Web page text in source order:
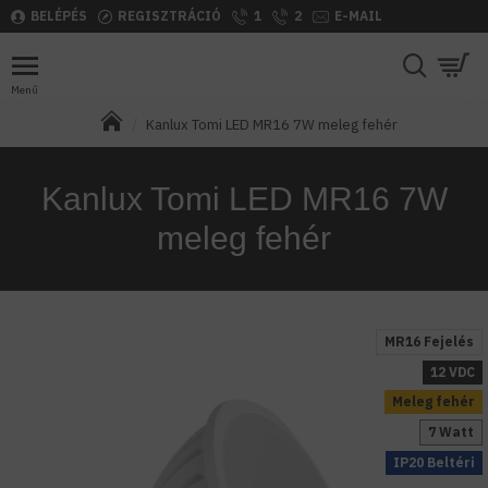
BELÉPÉS REGISZTRÁCIÓ 1 2 E-MAIL
Kanlux Tomi LED MR16 7W meleg fehér
Kanlux Tomi LED MR16 7W
meleg fehér
Meleg fehér
MR16 Fejelés
IP20 Beltéri
12 VDC
7 Watt